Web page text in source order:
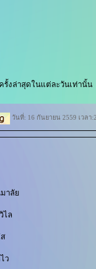
รั้งล่าสุดในแต่ละวันเท่านั้น
วันที่: 16 กันยายน 2559 เวลา
มาลั
ไล
ว